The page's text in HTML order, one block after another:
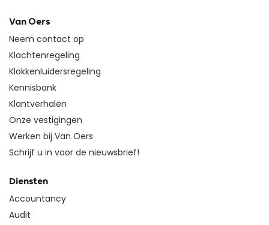
Van Oers
Neem contact op
Klachtenregeling
Klokkenluidersregeling
Kennisbank
Klantverhalen
Onze vestigingen
Werken bij Van Oers
Schrijf u in voor de nieuwsbrief!
Diensten
Accountancy
Audit